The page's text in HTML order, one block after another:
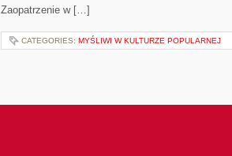
Zaopatrzenie w […]
CATEGORIES: MYŚLIWI W KULTURZE POPULARNEJ